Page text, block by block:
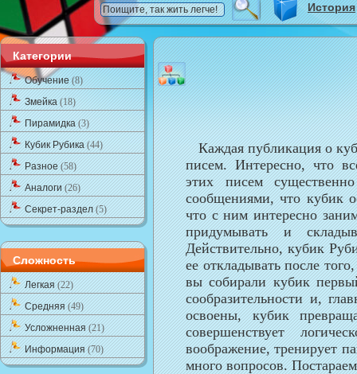
История
Категории
Обучение(8)
Змейка(18)
Пирамидка(3)
Кубик Рубика(44)
Разное(58)
Аналоги(26)
Секрет-раздел(5)
Сложность
Легкая(22)
Средняя(49)
Усложненная(21)
Информация(70)
Каждая публикация о
писем. Интересно, что
этих писем
сообщениями, что кубик
что с ним интересно
придумывать и
Действительно, кубик
ее откладывать после
вы собирали кубик
сообразительности и,
освоены, кубик
совершенствует
воображение, тренирует
много вопросов.